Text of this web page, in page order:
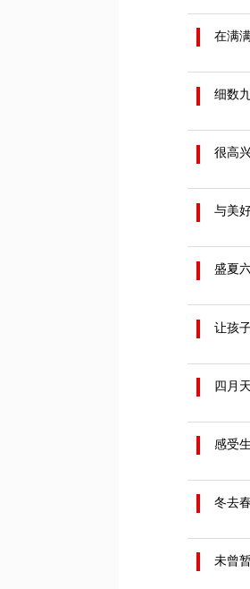
在满满
细数九
很高兴
与美好
盛夏六
让孩子
四月天
感受生
冬去春
未曾暂